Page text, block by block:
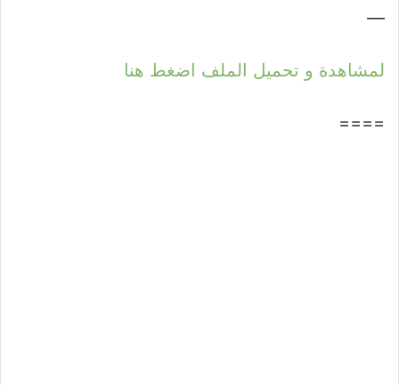
—
لمشاهدة و تحميل الملف اضغط هنا
====